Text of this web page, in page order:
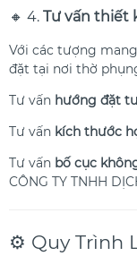
🔸 4. Tư vấn thiết
Với các tượng
đặt tại nơi thờ
Tư vấn hướng đặt
Tư vấn kích thước
Tư vấn bố cục
⚙️ Quy Trình